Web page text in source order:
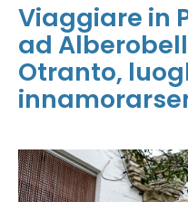
Viaggiare in
ad
Otranto,